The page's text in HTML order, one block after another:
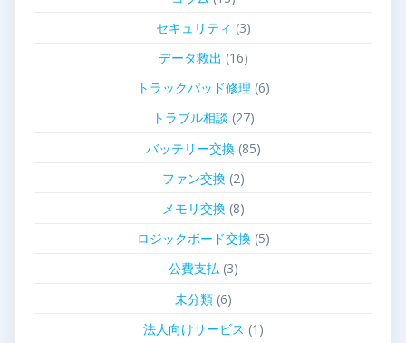
セキュリティ (3)
データ救出 (16)
トラックパッド修理 (6)
トラブル相談 (27)
バッテリー交換(85)
ファン交換(2)
メモリ交換(8)
ロジックボード交換(5)
公費支払(3)
未分類(6)
法人向けサービス (1)